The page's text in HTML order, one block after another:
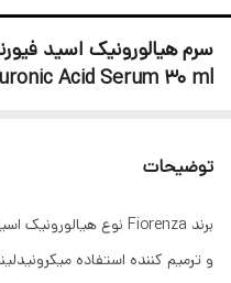
Acid Serum 30 ml
توضیحات
و ترمیم کننده استفاده